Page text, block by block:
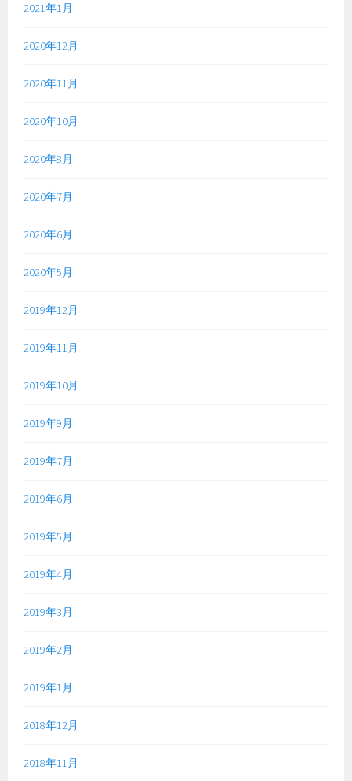
2021年1月
2020年12月
2020年11月
2020年10月
2020年8月
2020年7月
2020年6月
2020年5月
2019年12月
2019年11月
2019年10月
2019年9月
2019年7月
2019年6月
2019年5月
2019年4月
2019年3月
2019年2月
2019年1月
2018年12月
2018年11月